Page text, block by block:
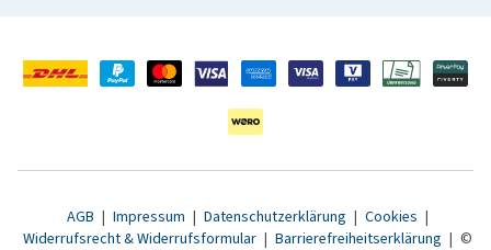
AGB | Impressum | Datenschutzerklärung | Cookies |
Widerrufsrecht & Widerrufsformular | Barrierefreiheitserklärung | ©